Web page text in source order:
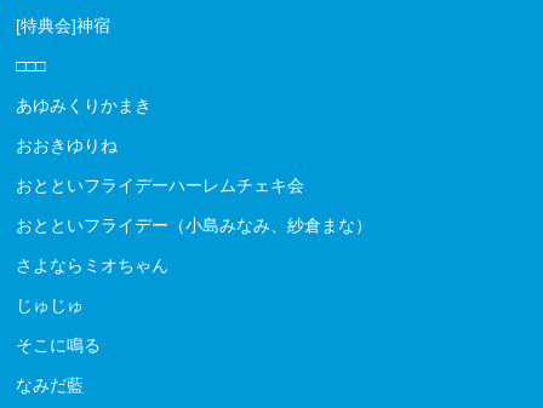
[特典会]神宿
□□□
あゆみくりかまき
おおきゆりね
おとといフライデーハーレムチェキ会
おとといフライデー（小島みなみ、紗倉まな）
さよならミオちゃん
じゅじゅ
そこに鳴る
なみだ藍